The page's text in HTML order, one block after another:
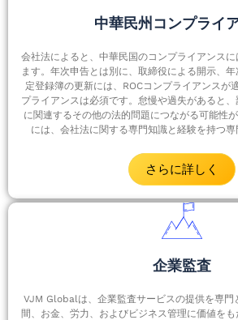
中華民州コンプライ
会社法によると、中華民国のコンプライアンス
ます。年次申告とは別に、取締役による開示、
定登録簿の更新には、ROCコンプライアンスが
プライアンスは必須です。怠慢や過失があると
に関連するその他の法的問題につながる可能性
には、会社法に関する専門知識と経験を持つ専
さらに詳しく
企業監査
VJM Globalは、企業監査サービスの提供を専門
間、お金、労力、およびビジネス管理に価値を